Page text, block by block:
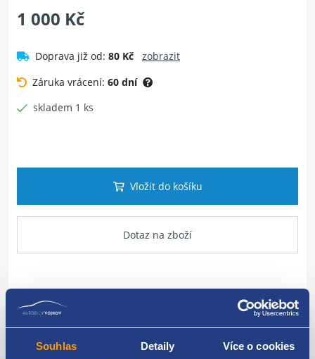
Souhlas Detaily Více o cookies
1 000 Kč
Doprava již od: 80 Kč
zobrazit
Záruka vrácení: 60 dní
skladem 1 ks
Vložit do košíku
Dotaz na zboží
Okrašlovací kryt s mikrospínačem pro otevírání dveří.